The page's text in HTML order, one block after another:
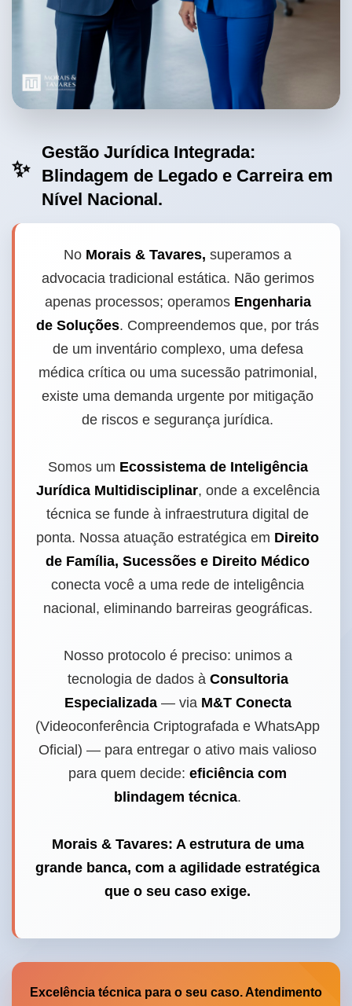
✨
Gestão Jurídica Integrada:
Blindagem de Legado e Carreira em
Nível Nacional.
No Morais & Tavares, superamos a
advocacia tradicional estática. Não gerimos
apenas processos; operamos Engenharia
de Soluções. Compreendemos que, por trás
de um inventário complexo, uma defesa
médica crítica ou uma sucessão patrimonial,
existe uma demanda urgente por mitigação
de riscos e segurança jurídica.
Somos um Ecossistema de Inteligência
Jurídica Multidisciplinar, onde a excelência
técnica se funde à infraestrutura digital de
ponta. Nossa atuação estratégica em Direito
de Família, Sucessões e Direito Médico
conecta você a uma rede de inteligência
nacional, eliminando barreiras geográficas.
Nosso protocolo é preciso: unimos a
tecnologia de dados à Consultoria
Especializada— via M&T Conecta
(Videoconferência Criptografada e WhatsApp
Oficial) — para entregar o ativo mais valioso
para quem decide: eficiência com
blindagem técnica.
Morais & Tavares: A estrutura de uma
grande banca, com a agilidade estratégica
que o seu caso exige.
Excelência técnica para o seu caso. Atendimento